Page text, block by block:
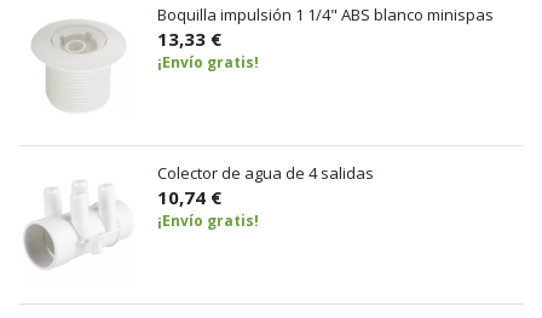
Boquilla impulsión 1 1/4" ABS blanco minispas
13,33 €
¡Envío gratis!
Colector de agua de 4 salidas
10,74 €
¡Envío gratis!